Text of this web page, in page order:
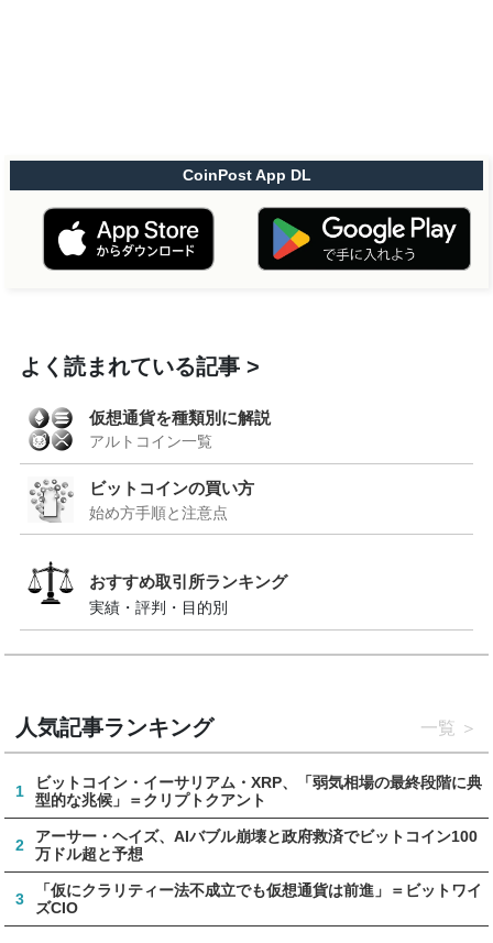
CoinPost App DL
よく読まれている記事
仮想通貨を種類別に解説
アルトコイン一覧
ビットコインの買い方
始め方手順と注意点
おすすめ取引所ランキング
実績・評判・目的別
人気記事ランキング 一覧
1
ビットコイン・イーサリアム・XRP、「弱気相場の最終段階に典
型的な兆候」＝クリプトクアント
2
アーサー・ヘイズ、AIバブル崩壊と政府救済でビットコイン100
万ドル超と予想
3
「仮にクラリティー法不成立でも仮想通貨は前進」＝ビットワイ
ズCIO